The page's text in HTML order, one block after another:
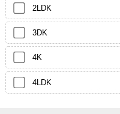
2LDK
3DK
4K
4LDK